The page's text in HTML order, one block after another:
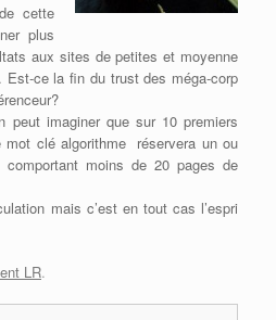
cette
plus
aux sites de petites et moyenne
ce la fin du trust des méga-corp
peut imaginer que sur 10 premiers
mot clé algorithme réservera un ou
moins de 20 pages de
mais c’est en tout cas l’espri
LR.